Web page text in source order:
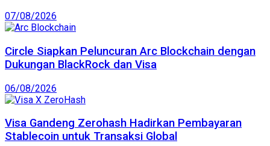
07/08/2026
Circle Siapkan Peluncuran Arc Blockchain dengan
Dukungan BlackRock dan Visa
06/08/2026
Visa Gandeng Zerohash Hadirkan Pembayaran
Stablecoin untuk Transaksi Global